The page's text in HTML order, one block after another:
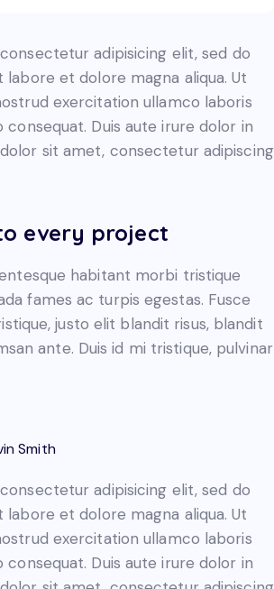
adipisicing elit, sed do
et dolore magna aliqua. Ut
exercitation ullamco laboris
Duis aute irure dolor in
sit amet, consectetur adipiscing
every project
habitant morbi tristique
fames ac turpis egestas. Fusce
justo elit blandit risus, blandit
ante. Duis id mi tristique, pulvinar
Smith
adipisicing elit, sed do
et dolore magna aliqua. Ut
exercitation ullamco laboris
Duis aute irure dolor in